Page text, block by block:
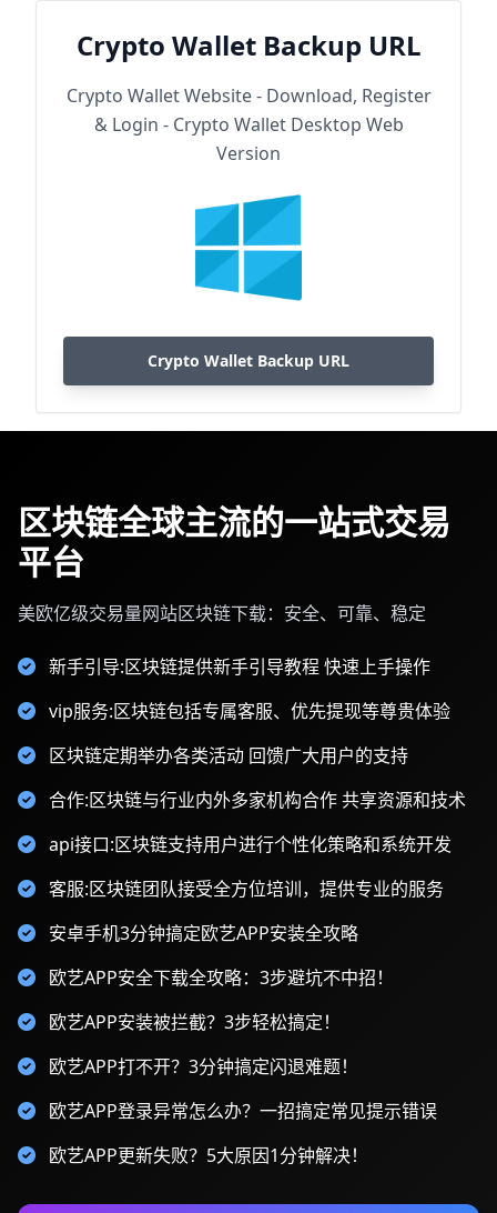
Crypto Wallet Backup URL
Crypto Wallet Website - Download, Register
& Login - Crypto Wallet Desktop Web
Version
Crypto Wallet Backup URL
区块链全球主流的一站式交易
平台
美欧亿级交易量网站区块链下载：安全、可靠、稳定
新手引导:区块链提供新手引导教程 快速上手操作
vip服务:区块链包括专属客服、优先提现等尊贵体验
区块链定期举办各类活动 回馈广大用户的支持
合作:区块链与行业内外多家机构合作 共享资源和技术
api接口:区块链支持用户进行个性化策略和系统开发
客服:区块链团队接受全方位培训，提供专业的服务
安卓手机3分钟搞定欧艺APP安装全攻略
欧艺APP安全下载全攻略：3步避坑不中招！
欧艺APP安装被拦截？3步轻松搞定！
欧艺APP打不开？3分钟搞定闪退难题！
欧艺APP登录异常怎么办？一招搞定常见提示错误
欧艺APP更新失败？5大原因1分钟解决！